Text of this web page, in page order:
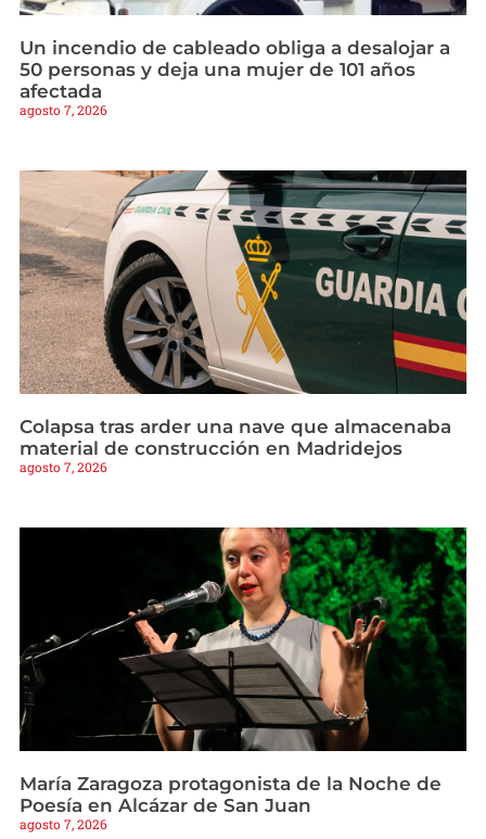
Un incendio de cableado obliga a desalojar a
50 personas y deja una mujer de 101 años
afectada
agosto 7, 2026
Colapsa tras arder una nave que almacenaba
material de construcción en Madridejos
agosto 7, 2026
María Zaragoza protagonista de la Noche de
Poesía en Alcázar de San Juan
agosto 7, 2026